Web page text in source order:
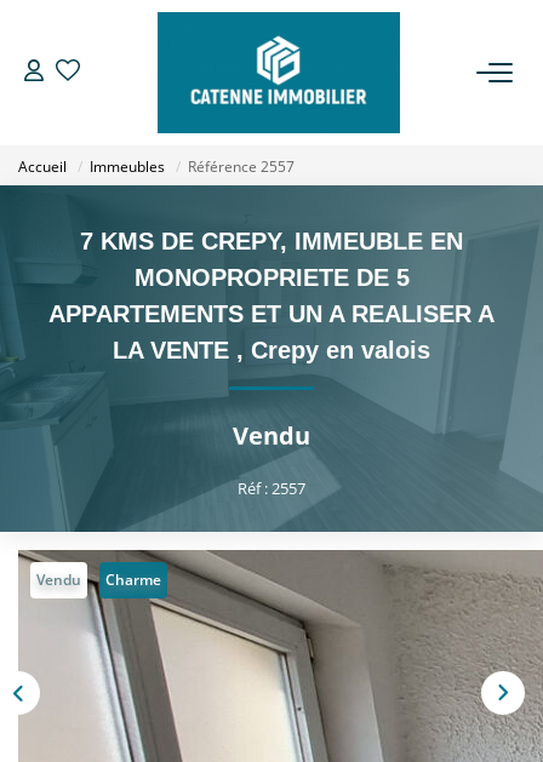
LOUER
ESTIMER
GESTION
NOTRE AGENCE
Qui Sommes Nous
Notre Équipe
CONTACT
EN
Accueil Immeubles Référence 2557
7 KMS DE CREPY, IMMEUBLE EN
MONOPROPRIETE DE 5
APPARTEMENTS ET UN A REALISER A
LA VENTE , Crepy en valois
Vendu
Réf : 2557
Vendu Charme